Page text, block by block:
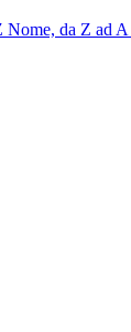
Nome, da Z ad A